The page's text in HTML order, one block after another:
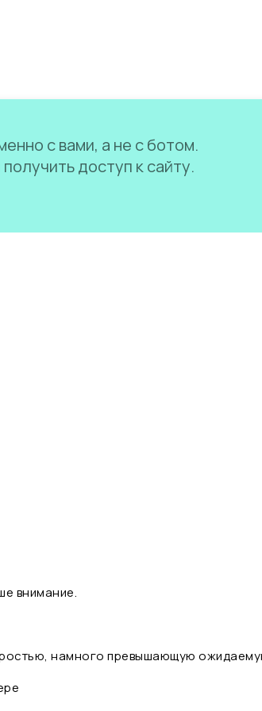
с вами, а не с ботом.
доступ к сайту.
внимание.
намного превышающую